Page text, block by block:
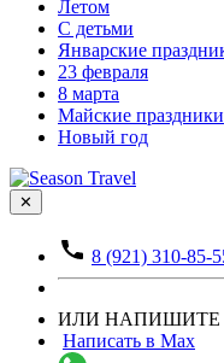
Летом
С детьми
Январские
23 февраля
8 марта
Майские праздники
Новый год
✕
8 (921) 310-85-
ИЛИ
Написать в Max